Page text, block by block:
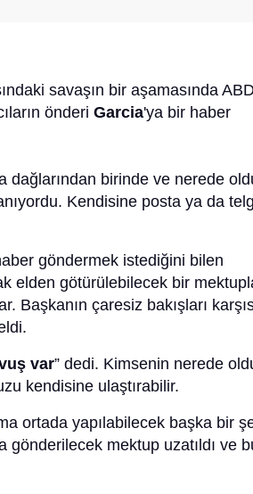
savaşın bir aşamasında
önderi Garcia'ya bir haber
birinde ve nerede
Kendisine posta ya da
göndermek istediğini bilen
elden götürülebilecek bir
Başkanın çaresiz bakışları
var” dedi. Kimsenin nerede
kendisine ulaştırabilir.
ortada yapılabilecek başka bir
gönderilecek mektup uzatıldı ve